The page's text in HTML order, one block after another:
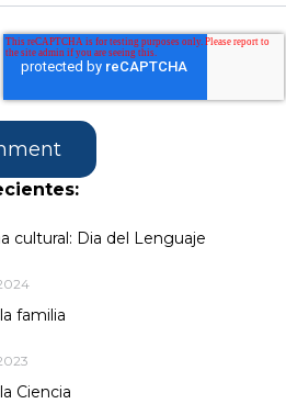
cultural: Dia del Lenguaje
familia
Ciencia